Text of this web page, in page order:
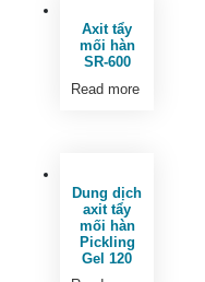
Axit tẩy
mối hàn
SR-600
Read more
Dung dịch
axit tẩy
mối hàn
Pickling
Gel 120